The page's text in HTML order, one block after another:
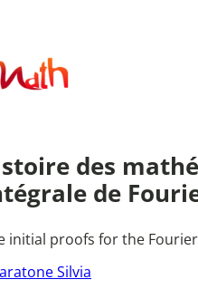
des
de
initial proofs for the
Silvia